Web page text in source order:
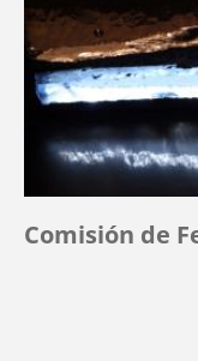
Comisión de